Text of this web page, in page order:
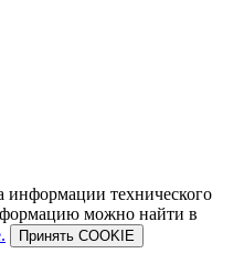
информации технического
можно найти в
Принять COOKIE